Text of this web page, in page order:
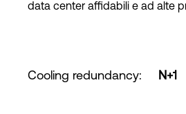
data center affidabili e ad alte
Cooling redundancy: N+1